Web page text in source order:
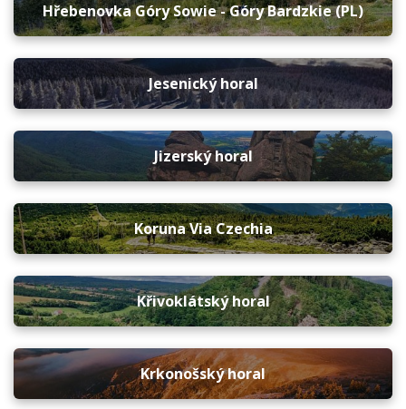
Hřebenovka Góry Sowie - Góry Bardzkie (PL)
Jesenický horal
Jizerský horal
Koruna Via Czechia
Křivoklátský horal
Krkonošský horal